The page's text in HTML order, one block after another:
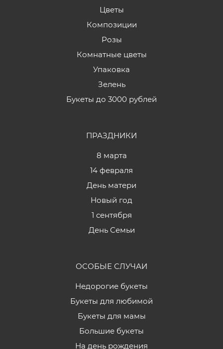
Цветы
Композиции
Розы
Комнатные цветы
Упаковка
Зелень
Букеты до 3000 рублей
ПРАЗДНИКИ
8 марта
14 февраля
День матери
Новый год
1 сентября
День Семьи
ОСОБЫЕ СЛУЧАИ
Недорогие букеты
Букеты для любимой
Букеты для мамы
Большие букеты
На день рождения